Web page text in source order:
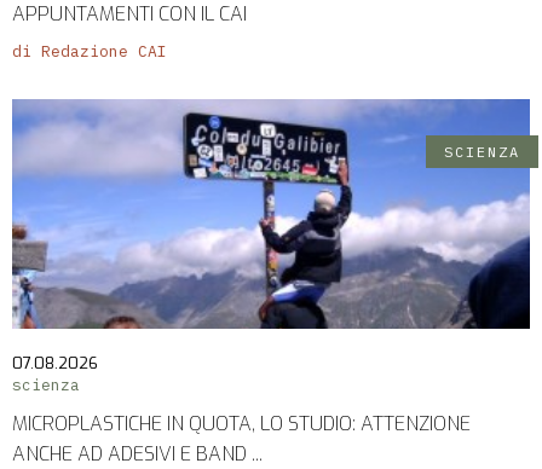
APPUNTAMENTI CON IL CAI
di Redazione CAI
SCIENZA
07.08.2026
scienza
MICROPLASTICHE IN QUOTA, LO STUDIO: ATTENZIONE
ANCHE AD ADESIVI E BAND ...